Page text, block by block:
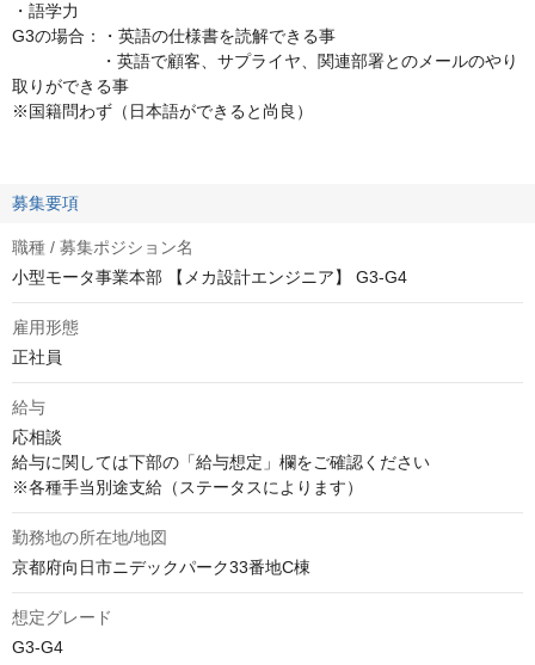
・語学力
G3の場合：・英語の仕様書を読解できる事
・英語で顧客、サプライヤ、関連部署とのメールのやり
取りができる事
※国籍問わず（日本語ができると尚良）
募集要項
職種 / 募集ポジション名
小型モータ事業本部 【メカ設計エンジニア】 G3-G4
雇用形態
正社員
給与
応相談
給与に関しては下部の「給与想定」欄をご確認ください
※各種手当別途支給（ステータスによります）
勤務地の所在地/地図
​京都府向日市ニデックパーク33番地C棟
想定グレード
G3-G4